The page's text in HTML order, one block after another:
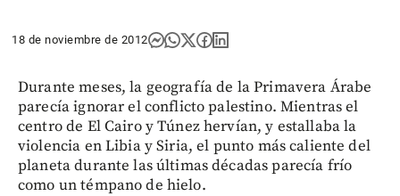
18 de noviembre de 2012
Durante meses, la geografía de la Primavera Árabe
parecía ignorar el conflicto palestino. Mientras el
centro de El Cairo y Túnez hervían, y estallaba la
violencia en Libia y Siria, el punto más caliente del
planeta durante las últimas décadas parecía frío
como un témpano de hielo.